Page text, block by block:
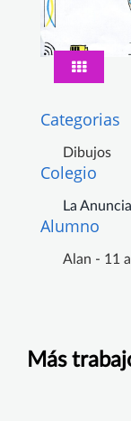
Categorias
Dibujos
Colegio
La
Alumno
Alan - 11
Más